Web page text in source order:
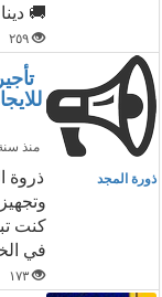
🚚
٢٥٩
منذ
ذورة المجد
ذروة
كنت
في
١٧٣